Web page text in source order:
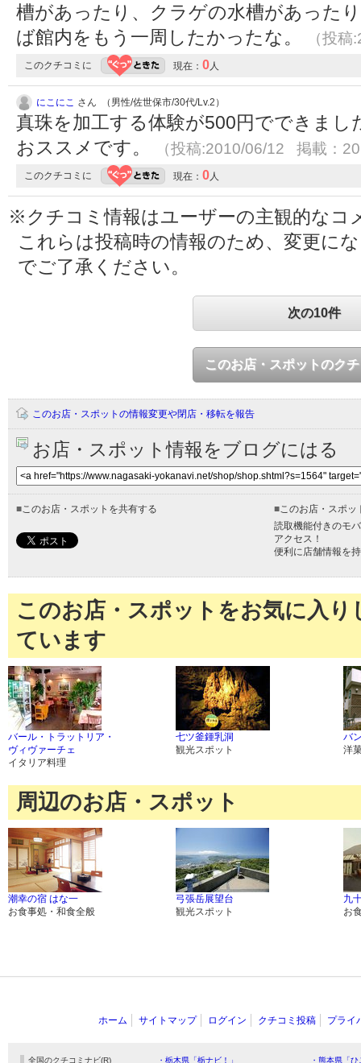
槽があったり、クラゲの水槽があった
ば館内をもう一周したかったな。
（投
このクチコミに 現在： 0人
にこにこ さん （男性/佐世保市/30代/Lv.2）
真珠を加工する体験が500円でできまし
おススメです。
（投稿:2010/06/12 掲載：
このクチコミに 現在： 0人
※クチコミ情報はユーザーの主観的なコ
これらは投稿時の情報のため、変更に
でご了承ください。
次の10件
このお店・スポットのク
このお店・スポットの情報変更や閉店・移転を報告
お店・スポット情報をブログにはる
■このお店・スポットを共有する ■このお店・スポッ
読取機能付きのモ
アクセス！
便利に店舗情報を
このお店・スポットをお気に入
ています
バール・トラットリア・
ヴィヴァーチェ
イタリア料理
七ツ釜鍾乳洞
観光スポット
バ
洋
周辺のお店・スポット
潮幸の宿 はな一
お食事処・和食全般
弓張岳展望台
観光スポット
九
お
ホーム サイトマップ ログイン クチコミ投稿 プライ
全国のクチコミナビ(R) ・栃木県「栃ナビ！」
・熊本県「